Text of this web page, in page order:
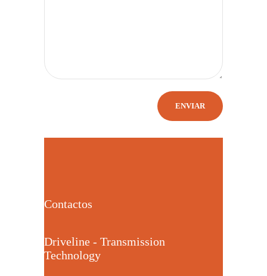
Contactos
Driveline - Transmission
Technology